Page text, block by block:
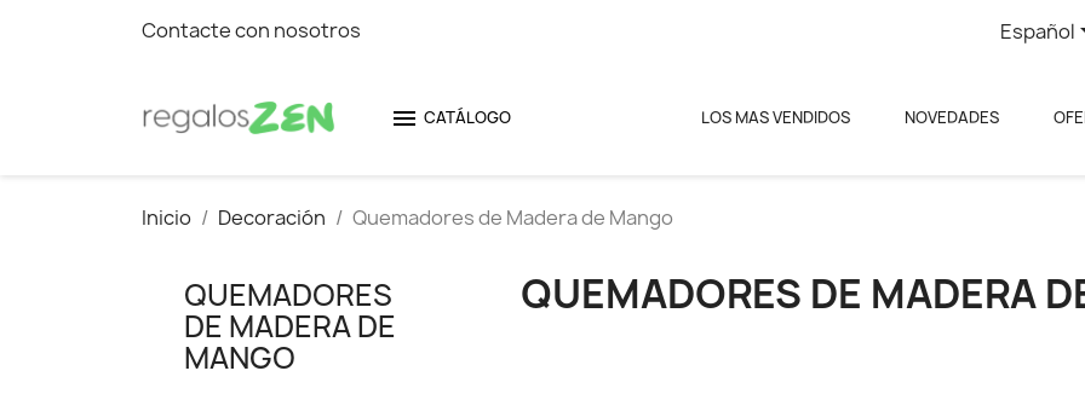
Contacte con nosotros Español
NOVEDADES
LOS MAS VENDIDOS
 CATÁLOGO
Inicio Decoración Quemadores de Madera de Mango
QUEMADORES
DE MADERA DE
MANGO
QUEMADORES DE MADERA